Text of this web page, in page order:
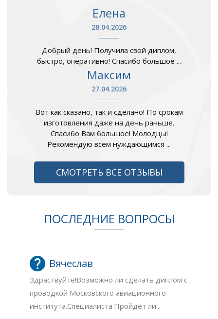
Елена
28.04.2026
Добрый день! Получила свой диплом,
быстро, оперативно! Спасибо большое ...
Максим
27.04.2026
Вот как сказано, так и сделано! По срокам
изготовления даже на день раньше.
Спасибо Вам большое! Молодцы!
Рекомендую всем нуждающимся ...
СМОТРЕТЬ ВСЕ ОТЗЫВЫ
ПОСЛЕДНИЕ ВОПРОСЫ
Вячеслав
Здраствуйте!Возможно ли сделать диплом с
проводкой Московского авиационного
института.Специалиста.Пройдёт ли...